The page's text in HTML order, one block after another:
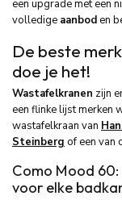
een upgrade met een
volledige aanboden
De beste
doe je het!
Wastafelkranen zijn
een flinke lijst merken
wastafelkraan van
Steinberg of een van
Como Mood
voor elke